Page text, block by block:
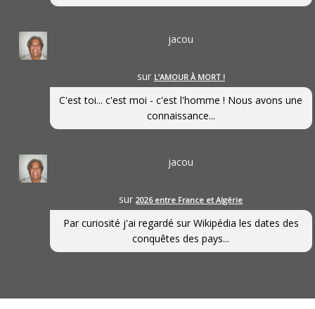
jacou
sur L’AMOUR À MORT !
C'est toi... c'est moi - c'est l'homme ! Nous avons une
connaissance...
jacou
sur2026 entre France et Algérie
Par curiosité j'ai regardé sur Wikipédia les dates des
conquêtes des pays...